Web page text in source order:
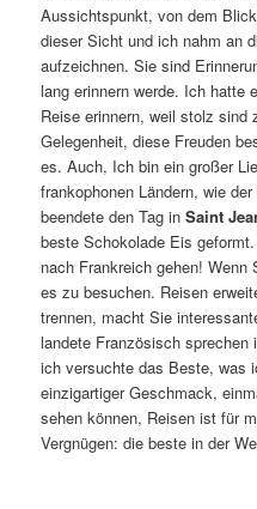
Aussichtspunkt, von dem
dieser Sicht und ich nahm an
aufzeichnen. Sie sind
lang erinnern werde. Ich hatte
Reise erinnern, weil stolz sind
Gelegenheit, diese Freuden
es. Auch, Ich bin ein großer
frankophonen Ländern, wie
beendete den Tag inSaint
beste Schokolade Eis
nach Frankreich gehen!
es zu besuchen. Reisen
trennen, macht Sie
landete Französisch
ich versuchte das Beste, was
einzigartiger Geschmack,
sehen können, Reisen ist für
Vergnügen: die beste in der